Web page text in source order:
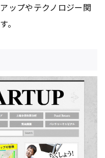
ップやテクノロジー関
。